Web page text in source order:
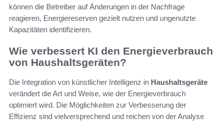
können die Betreiber auf Änderungen in der Nachfrage
reagieren, Energiereserven gezielt nutzen und ungenutzte
Kapazitäten identifizieren.
Wie verbessert KI den Energieverbrauch
von Haushaltsgeräten?
Die Integration von künstlicher Intelligenz in Haushaltsgeräte
verändert die Art und Weise, wie der Energieverbrauch
optimiert wird. Die Möglichkeiten zur Verbesserung der
Effizienz sind vielversprechend und reichen von der Analyse